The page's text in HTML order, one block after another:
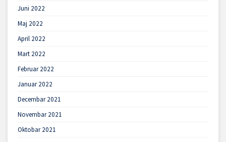
Juni 2022
Maj 2022
April 2022
Mart 2022
Februar 2022
Januar 2022
Decembar 2021
Novembar 2021
Oktobar 2021